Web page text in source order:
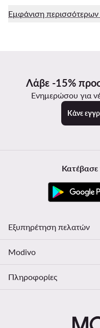
Εμφάνιση
Λάβε -15%
Ενημερώσου για
Κάνε
Κατέβασε
Εξυπηρέτηση πελατών
Modivo
Πληροφορίες